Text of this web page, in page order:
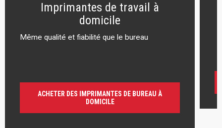
Imprimantes de travail à
domicile
Même qualité et fiabilité que le bureau
ACHETER DES IMPRIMANTES DE BUREAU À
DOMICILE